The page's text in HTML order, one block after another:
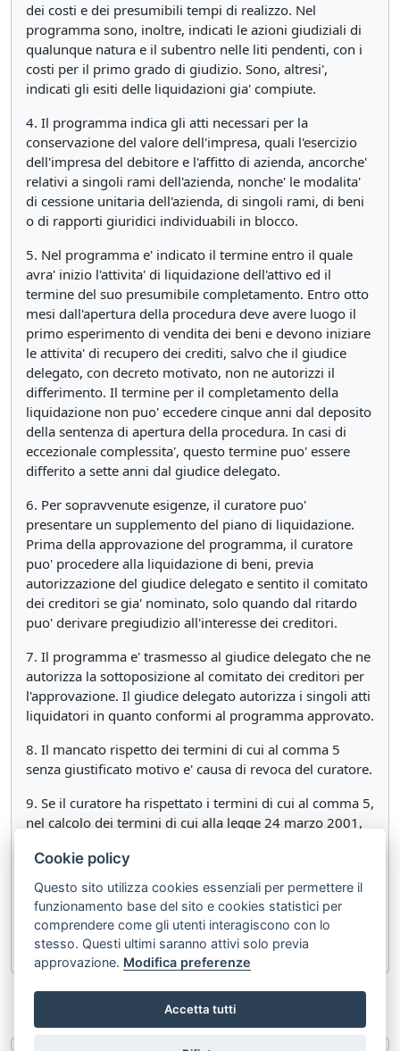
dei costi e dei presumibili tempi di realizzo. Nel
programma sono, inoltre, indicati le azioni giudiziali di
qualunque natura e il subentro nelle liti pendenti, con i
costi per il primo grado di giudizio. Sono, altresi',
indicati gli esiti delle liquidazioni gia' compiute.
4. Il programma indica gli atti necessari per la
conservazione del valore dell'impresa, quali l'esercizio
dell'impresa del debitore e l'affitto di azienda, ancorche'
relativi a singoli rami dell'azienda, nonche' le modalita'
di cessione unitaria dell'azienda, di singoli rami, di beni
o di rapporti giuridici individuabili in blocco.
5. Nel programma e' indicato il termine entro il quale
avra' inizio l'attivita' di liquidazione dell'attivo ed il
termine del suo presumibile completamento. Entro otto
mesi dall'apertura della procedura deve avere luogo il
primo esperimento di vendita dei beni e devono iniziare
le attivita' di recupero dei crediti, salvo che il giudice
delegato, con decreto motivato, non ne autorizzi il
differimento. Il termine per il completamento della
liquidazione non puo' eccedere cinque anni dal deposito
della sentenza di apertura della procedura. In casi di
eccezionale complessita', questo termine puo' essere
differito a sette anni dal giudice delegato.
6. Per sopravvenute esigenze, il curatore puo'
presentare un supplemento del piano di liquidazione.
Prima della approvazione del programma, il curatore
puo' procedere alla liquidazione di beni, previa
autorizzazione del giudice delegato e sentito il comitato
dei creditori se gia' nominato, solo quando dal ritardo
puo' derivare pregiudizio all'interesse dei creditori.
7. Il programma e' trasmesso al giudice delegato che ne
autorizza la sottoposizione al comitato dei creditori per
l'approvazione. Il giudice delegato autorizza i singoli atti
liquidatori in quanto conformi al programma approvato.
8. Il mancato rispetto dei termini di cui al comma 5
senza giustificato motivo e' causa di revoca del curatore.
9. Se il curatore ha rispettato i termini di cui al comma 5,
nel calcolo dei termini di cui alla legge 24 marzo 2001,
completamento della liquidazione.(
______________
1) Articolo così modificato dall'art. 29 delDecreto
Legislativo 17 giugno 2022 n.83.
Articolo 212 Articolo 214
Cookie policy
Questo sito utilizza cookies essenziali per permettere il
funzionamento base del sito e cookies statistici per
comprendere come gli utenti interagiscono con lo
stesso. Questi ultimi saranno attivi solo previa
approvazione. Modifica preferenze
Accetta tutti